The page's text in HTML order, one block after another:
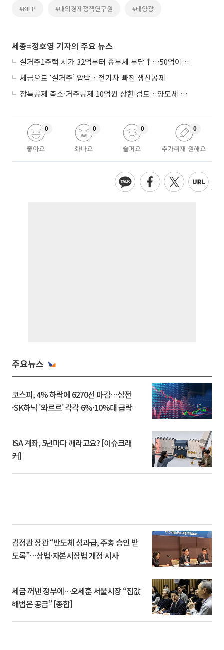
#KIEP #대외경제정책연구원 #태양광
세종=정호영 기자의 주요 뉴스
실거주1주택 시가 32억부터 종부세 부담↑…50억이면 454→979만원
세금으로 ‘실거주’ 압박…전기차 빠진 생산공제
장특공제 축소·거주공제 10억원 상한 검토…양도세 실거주 중심 개편
좋아요
0
화나요
0
슬퍼요
0
추가취재 원해요
0
주요뉴스
코스피, 4% 하락에 6270선 마감…삼전
·SK하닉 '와르르' 각각 6%·10%대 급락
ISA 계좌, 5년마다 깨라고요? [이슈크래
커]
김정관 장관 “반도체 성과급, 주총 승인 받
도록”…상법·자본시장법 개정 시사
세금 꺼낸 정부에…오세훈 서울시장 “집값
해법은 공급” [종합]